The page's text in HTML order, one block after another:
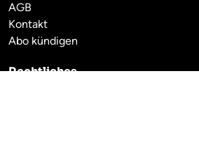
AGB
Kontakt
Abo kündigen
Rechtliches